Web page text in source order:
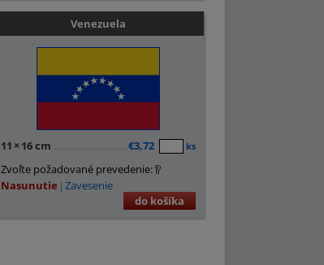
Venezuela
11 × 16 cm €3,72 ks
Zvoľte požadované prevedenie:
Nasunutie Zavesenie
do košíka